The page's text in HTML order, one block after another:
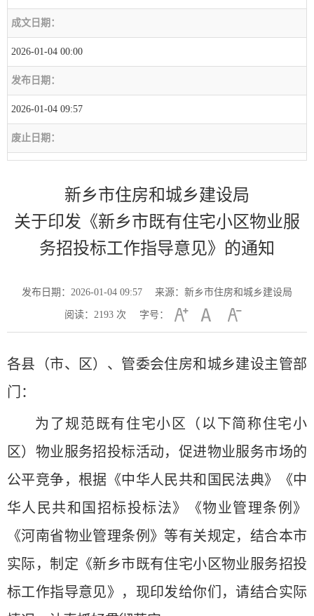
成文日期：
2026-01-04 00:00
发布日期：
2026-01-04 09:57
废止日期：
新乡市住房和城乡建设局
关于印发《新乡市既有住宅小区物业服
务招投标工作指导意见》的通知
发布日期：2026-01-04 09:57 来源：新乡市住房和城乡建设局
阅读： 2193次 字号：
各县（市、区）、管委会住房和城乡建设主管部
门：
为了规范既有住宅小区（以下简称住宅小
区）物业服务招投标活动，促进物业服务市场的
公平竞争，根据《中华人民共和国民法典》《中
华人民共和国招标投标法》《物业管理条例》
《河南省物业管理条例》等有关规定，结合本市
实际，制定《新乡市既有住宅小区物业服务招投
标工作指导意见》，现印发给你们，请结合实际